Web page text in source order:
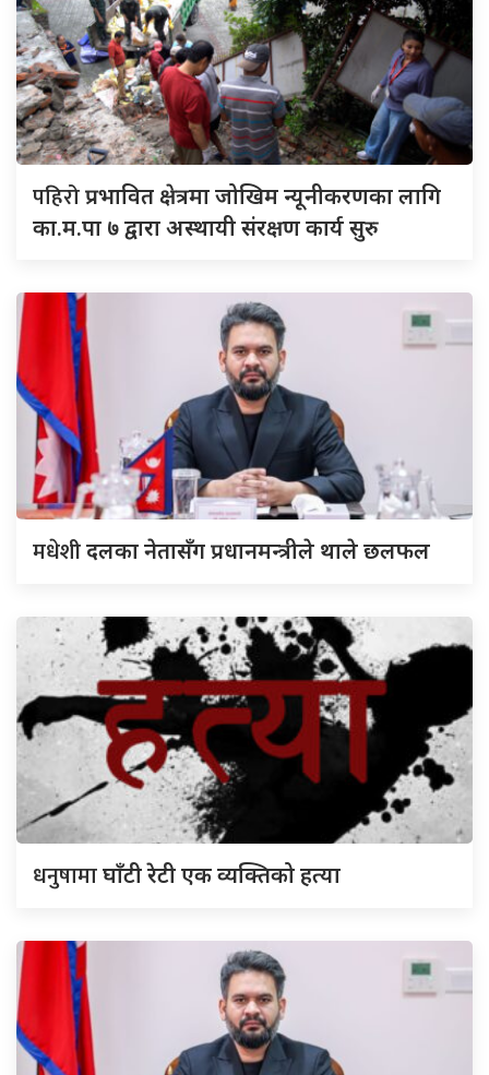
पहिरोप्रभावित क्षेत्रमा जोखिम न्यूनीकरणका लागि
का.म.पा ७ द्वारा अस्थायी संरक्षण कार्य सुरु
मधेशीदलका नेतासँग प्रधानमन्त्रीले थाले छलफल
धनुषामाघाँटी रेटी एक व्यक्तिको हत्या